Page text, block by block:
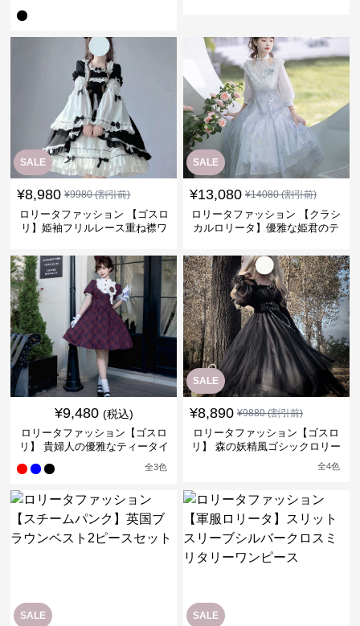
SALE
¥8,980 ¥9980(割引前)
ロリータファッション 【ゴスロ
リ】姫袖フリルレース重ね襟ワ
SALE
¥13,080 ¥14080(割引前)
ロリータファッション 【クラシ
カルロリータ】優雅な姫君のテ
¥9,480 (税込)
ロリータファッション【ゴスロ
リ】 貴婦人の優雅なティータイ
全3色
SALE
¥8,890 ¥9880(割引前)
ロリータファッション【ゴスロ
リ】 森の妖精風ゴシックロリー
全4色
SALE SALE